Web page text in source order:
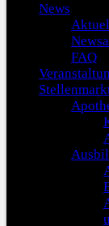
News
FAQ